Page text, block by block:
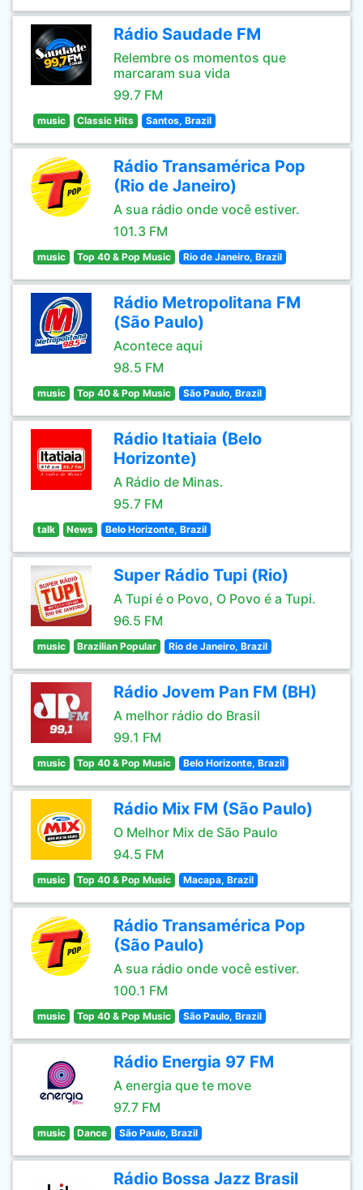
Rádio Saudade FM
Relembre os momentos que
marcaram sua vida
99.7 FM
music Classic Hits Santos, Brazil
Rádio Transamérica Pop
(Rio de Janeiro)
A sua rádio onde você estiver.
101.3 FM
music Top 40 & Pop Music Rio de Janeiro, Brazil
Rádio Metropolitana FM
(São Paulo)
Acontece aqui
98.5 FM
music Top 40 & Pop Music São Paulo, Brazil
Rádio Itatiaia (Belo
Horizonte)
A Rádio de Minas.
95.7 FM
talk News Belo Horizonte, Brazil
Super Rádio Tupi (Rio)
A Tupi é o Povo, O Povo é a Tupi.
96.5 FM
music Brazilian Popular Rio de Janeiro, Brazil
Rádio Jovem Pan FM (BH)
A melhor rádio do Brasil
99.1 FM
music Top 40 & Pop Music Belo Horizonte, Brazil
Rádio Mix FM (São Paulo)
O Melhor Mix de São Paulo
94.5 FM
music Top 40 & Pop Music Macapa, Brazil
Rádio Transamérica Pop
(São Paulo)
A sua rádio onde você estiver.
100.1 FM
music Top 40 & Pop Music São Paulo, Brazil
Rádio Energia 97 FM
A energia que te move
97.7 FM
music Dance São Paulo, Brazil
Rádio Bossa Jazz Brasil